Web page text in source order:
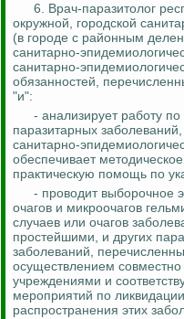
6. Врач-паразитолог
окружной, городской
(в городе с районным
санитарно-
санитарно-
обязанностей,
"и":
- анализирует работу
паразитарных
санитарно-
обеспечивает
практическую помощь по
- проводит выборочное
очагов и микроочагов
случаев или очагов
простейшими, и других
заболеваний,
осуществлением
учреждениями и
мероприятий по
распространения этих